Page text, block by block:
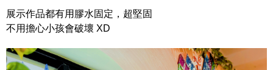
展示作品都有用膠水固定，超堅固
不用擔心小孩會破壞 XD